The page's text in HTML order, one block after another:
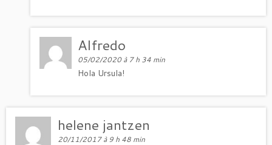
Alfredo
05/02/2020 à 7 h 34 min
Hola Ursula!
helene jantzen
20/11/2017 à 9 h 48 min